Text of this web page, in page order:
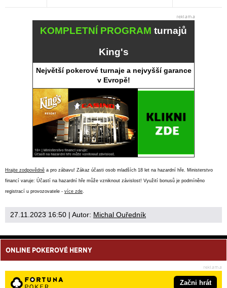
KOMPLETNÍ PROGRAM turnajů
King's
Největší pokerové turnaje a nejvyšší garance
v Evropě!
Hrajte zodpovědně a pro zábavu! Zákaz účasti osob mladších 18 let na hazardní hře. Ministerstvo
financí varuje: Účastí na hazardní hře může vzniknout závislost! Využití bonusů je podmíněno
registrací u provozovatele - více zde.
27.11.2023 16:50 | Autor: Michal Ouředník
ONLINE POKEROVÉ HERNY
Začni hrát